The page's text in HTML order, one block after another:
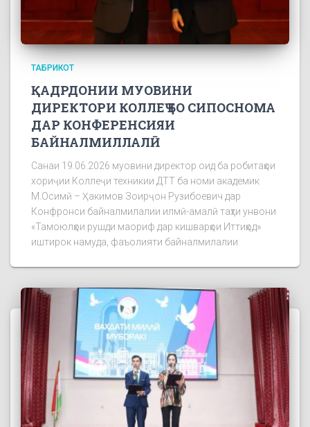
ТАБРИКОТ
ҚАДРДОНИИ МУОВИНИ
ДИРЕКТОРИ КОЛЛЕҶ БО СИПОСНОМА
ДАР КОНФЕРЕНСИЯИ
БАЙНАЛМИЛЛАЛӢ
Санаи 19.06.2026 муовини директор оид ба робитаҳои
хориҷии Коллеҷи техникии ДТТ ба номи академик
М.Осимӣ – Ҳакимов Зоирҷон Рузибоевич дар
Конфронси байналмилалии илмӣ-амалӣ таҳти унвони
«Тамоюлҳои рушди маориф дар кишварҳои Иттиҳод»
иштирок намуда, фаъолияти байналмилалии